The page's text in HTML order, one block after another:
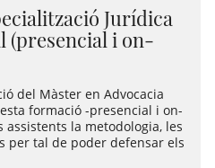
Jurídica
(presencial i on-
del Màster en Advocacia
formació -presencial i on-
la metodologia, les
per tal de poder defensar els